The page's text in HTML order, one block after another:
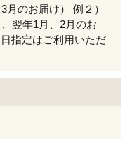
月のお届け） 例２）
翌年1月、2月のお
指定はご利用いただ